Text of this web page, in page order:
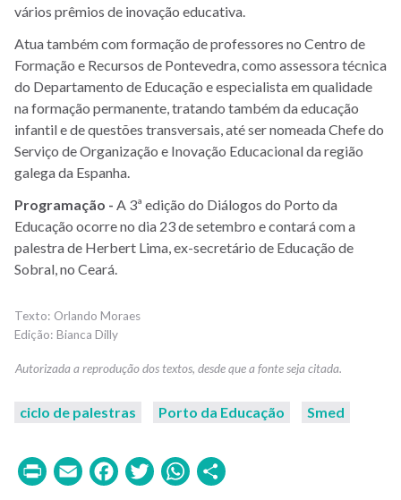
vários prêmios de inovação educativa.
Atua também com formação de professores no Centro de
Formação e Recursos de Pontevedra, como assessora técnica
do Departamento de Educação e especialista em qualidade
na formação permanente, tratando também da educação
infantil e de questões transversais, até ser nomeada Chefe do
Serviço de Organização e Inovação Educacional da região
galega da Espanha.
Programação - A 3ª edição do Diálogos do Porto da
Educação ocorre no dia 23 de setembro e contará com a
palestra de Herbert Lima, ex-secretário de Educação de
Sobral, no Ceará.
Orlando Moraes
Bianca Dilly
ciclo de palestras Porto da Educação Smed
PrintEmailFacebook
TwitterWhatsApp